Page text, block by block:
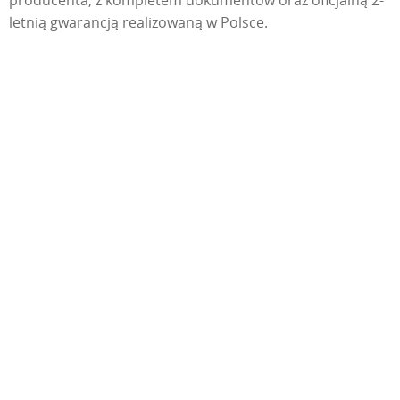
letnią gwarancją realizowaną w Polsce.